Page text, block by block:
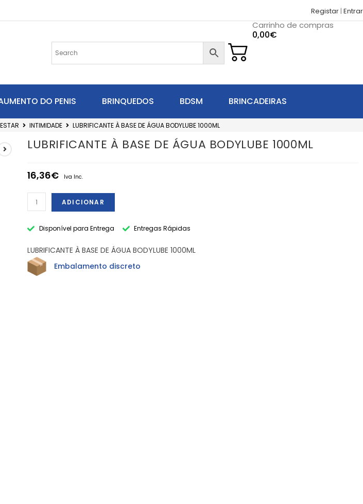
Registar| Entrar
Carrinho de compras
0,00€
DO PENIS BRINQUEDOS BDSM BRINCADEIRAS
INTIMIDADE LUBRIFICANTE À BASE DE ÁGUA BODYLUBE 1000ML
LUBRIFICANTE À BASE DE ÁGUA BODYLUBE 1000ML
16,36€ Iva Inc.
ADICIONAR
Disponível para Entrega Entregas Rápidas
LUBRIFICANTE À BASE DE ÁGUA BODYLUBE 1000ML
Embalamento discreto